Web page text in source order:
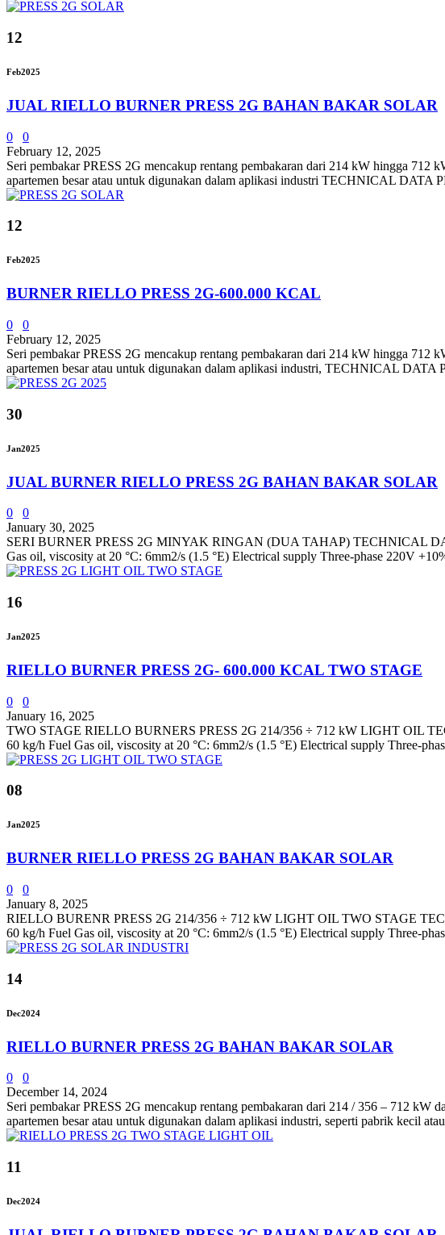
12
Feb2025
JUAL RIELLO BURNER PRESS 2G BAHAN BAKAR SOLAR
0
0
February 12, 2025
Seri pembakar PRESS 2G mencakup rentang pembakaran dari 214 kW hingga 712
apartemen besar atau untuk digunakan dalam aplikasi industri TECHNICAL DATA
12
Feb2025
BURNER RIELLO PRESS 2G-600.000 KCAL
0
0
February 12, 2025
Seri pembakar PRESS 2G mencakup rentang pembakaran dari 214 kW hingga 712
apartemen besar atau untuk digunakan dalam aplikasi industri, TECHNICAL
30
Jan2025
JUAL BURNER RIELLO PRESS 2G BAHAN BAKAR SOLAR
0
0
January 30, 2025
SERI BURNER PRESS 2G MINYAK RINGAN (DUA TAHAP) TECHNICAL
Gas oil, viscosity at 20 °C: 6mm2/s (1.5 °E) Electrical supply Three-phase 220V
16
Jan2025
RIELLO BURNER PRESS 2G- 600.000 KCAL TWO STAGE
0
0
January 16, 2025
TWO STAGE RIELLO BURNERS PRESS 2G 214/356 ÷ 712 kW LIGHT OIL
60 kg/h Fuel Gas oil, viscosity at 20 °C: 6mm2/s (1.5 °E) Electrical supply Three-
08
Jan2025
BURNER RIELLO PRESS 2G BAHAN BAKAR SOLAR
0
0
January 8, 2025
RIELLO BURENR PRESS 2G 214/356 ÷ 712 kW LIGHT OIL TWO STAGE
60 kg/h Fuel Gas oil, viscosity at 20 °C: 6mm2/s (1.5 °E) Electrical supply Three-
14
Dec2024
RIELLO BURNER PRESS 2G BAHAN BAKAR SOLAR
0
0
December 14, 2024
Seri pembakar PRESS 2G mencakup rentang pembakaran dari 214 / 356 – 712 kW
apartemen besar atau untuk digunakan dalam aplikasi industri, seperti pabrik kecil
11
Dec2024